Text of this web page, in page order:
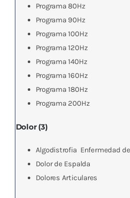
Programa 80Hz
Programa 90Hz
Programa 100Hz
Programa 120Hz
Programa 140Hz
Programa 160Hz
Programa 180Hz
Programa 200Hz
Dolor (3)
Algodistrofia  Enfermedad
Dolor de Espalda
Dolores Articulares